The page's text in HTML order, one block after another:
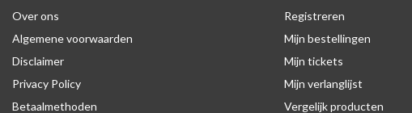
Over ons
Algemene voorwaarden
Disclaimer
Privacy Policy
Betaalmethoden
Registreren
Mijn bestellingen
Mijn tickets
Mijn verlanglijst
Vergelijk producten